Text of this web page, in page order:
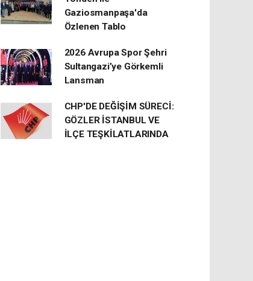
Gaziosmanpaşa'da
Özlenen Tablo
2026 Avrupa Spor Şehri
Sultangazi’ye Görkemli
Lansman
CHP'DE DEĞİŞİM SÜRECİ:
GÖZLER İSTANBUL VE
İLÇE TEŞKİLATLARINDA